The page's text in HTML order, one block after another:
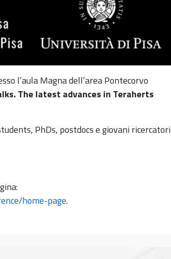
l’aula Magna dell’area Pontecorvo
The latest advances in Teraherts
PhDs, postdocs e giovani ricercatori
home-page.